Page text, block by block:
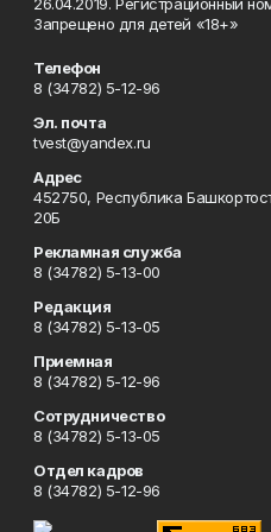
Запрещено для детей «18+»
Телефон
8 (34782) 5-12-96
Эл. почта
tvest@yandex.ru
Адрес
452750, Республика
20Б
Рекламная служба
8 (34782) 5-13-00
Редакция
8 (34782) 5-13-05
Приемная
8 (34782) 5-12-96
Сотрудничество
8 (34782) 5-13-05
Отдел кадров
8 (34782) 5-12-96